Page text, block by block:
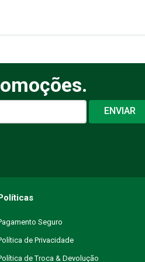
ENVIAR
Seguro
de Privacidade
de Troca & Devolução